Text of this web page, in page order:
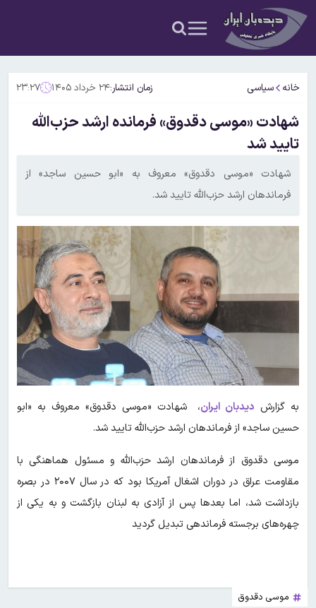
خانه سیاسی زمان انتشار:۲۴ خرداد ۱۴۰۵ ۲۳:۲۷
شهادت «موسی دقدوق» فرمانده ارشد حزب‌الله
تایید شد
شهادت «موسی دقدوق» معروف به «ابو حسین ساجد» از
فرماندهان ارشد حزب‌الله تایید شد.
به گزارش دیدبان ایران، شهادت «موسی دقدوق» معروف به «ابو
حسین ساجد» از فرماندهان ارشد حزب‌الله تایید شد.
موسی دقدوق از فرماندهان ارشد حزب‌الله و مسئول هماهنگی با
مقاومت عراق در دوران اشغال آمریکا بود که در سال ۲۰۰۷ در بصره
بازداشت شد، اما بعدها پس از آزادی به لبنان بازگشت و به یکی از
چهره‌های برجسته فرماندهی تبدیل گردید
موسی دقدوق